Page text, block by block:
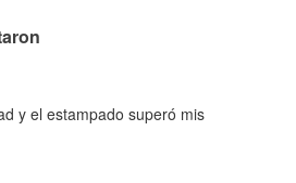
y el estampado superó mis